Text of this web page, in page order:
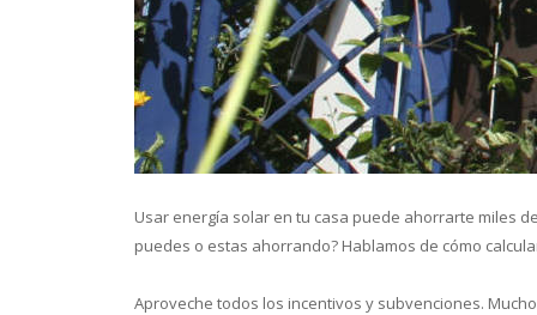
Usar energía solar en tu casa puede ahorrarte miles
puedes o estas ahorrando? Hablamos de cómo
Aproveche todos los incentivos y subvenciones.